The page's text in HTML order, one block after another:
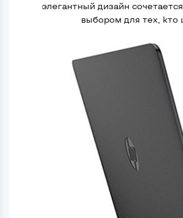
элегантный дизайн
выбором для тех, кто